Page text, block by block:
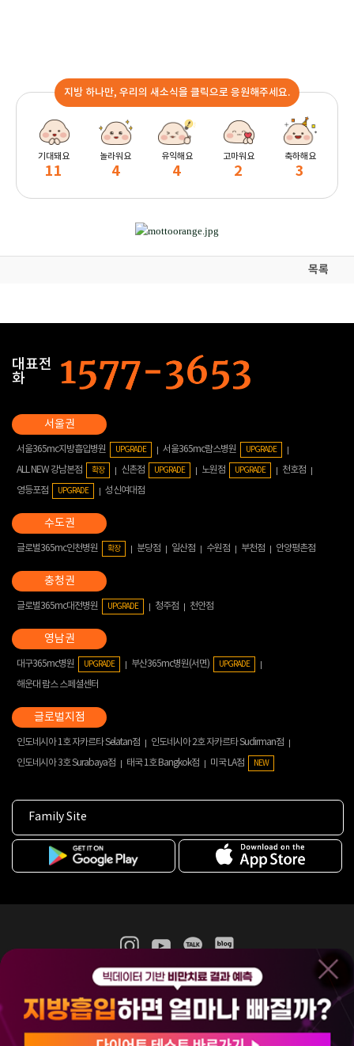
지방 하나만, 우리의 새소식을 클릭으로 응원해주세요.
기대돼요
11
놀라워요
4
유익해요
4
고마워요
2
축하해요
3
목록
대표전
화
서울365mc지방흡입병원 UPGRADE 서울365mc람스병원 UPGRADE
ALL NEW 강남본점 확장 신촌점 UPGRADE 노원점 UPGRADE
천호점
영등포점
UPGRADE 성신여대점
글로벌365mc인천병원 확장 분당점 일산점 수원점 부천점 안양평촌점
글로벌365mc대전병원 UPGRADE 청주점 천안점
대구365mc병원 UPGRADE 부산365mc병원(서면) UPGRADE
해운대 람스 스페셜센터
인도네시아 1호 자카르타 Selatan점
인도네시아 2호 자카르타 Sudirman점
인도네시아 3호 Surabaya점
태국 1호 Bangkok점 미국 LA점 NEW
Family Site
365mc 병·의원 이용약관
홈페이지 이용약관
비급여진료수가
(주)365mcㅣ서울특별시 서초구 서초대로52길 7, 3~4층(서초동, 제일빌딩)
120-87-04354ㅣ김남철